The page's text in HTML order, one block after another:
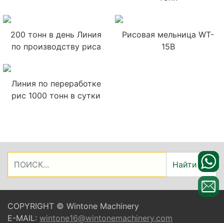
200 тонн в день Линия
по производству риса
Рисовая мельница WT-
15B
Линия по переработке
рис 1000 тонн в сутки
Найти
COPYRIGHT © Wintone Machinery
E-MAIL: wintone16@wintonemachinery.com